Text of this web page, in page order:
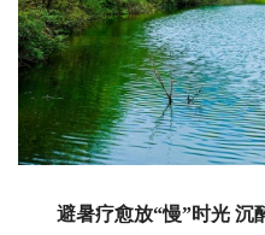
避暑疗愈放“慢”时光 沉